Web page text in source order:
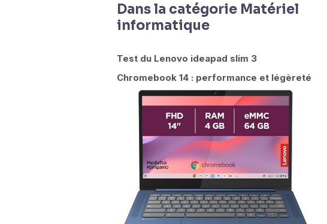
Dans la catégorie Matériel
informatique
Test du Lenovo ideapad slim 3
Chromebook 14 : performance et légèreté